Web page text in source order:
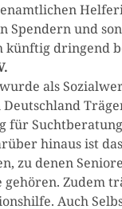
Spendern und
künftig dringend
als
für
hinaus ist
zu denen
gehören. Zudem
Auch